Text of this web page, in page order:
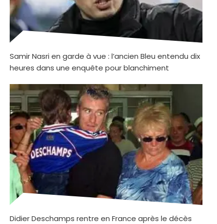
Samir Nasri en garde à vue : l’ancien Bleu entendu dix
heures dans une enquête pour blanchiment
Didier Deschamps rentre en France après le décès